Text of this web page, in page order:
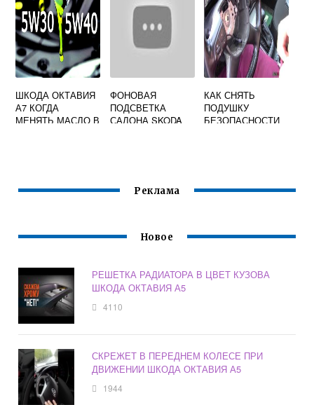
ШКОДА ОКТАВИЯ
А7 КОГДА
МЕНЯТЬ МАСЛО В
ФОНОВАЯ
ПОДСВЕТКА
САЛОНА SKODA
КАК СНЯТЬ
ПОДУШКУ
БЕЗОПАСНОСТИ
Реклама
Новое
РЕШЕТКА РАДИАТОРА В ЦВЕТ КУЗОВА
ШКОДА ОКТАВИЯ А5
4110
СКРЕЖЕТ В ПЕРЕДНЕМ КОЛЕСЕ ПРИ
ДВИЖЕНИИ ШКОДА ОКТАВИЯ А5
1944